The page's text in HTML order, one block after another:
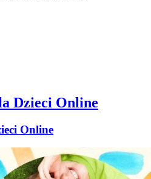
Dzieci Online
Online